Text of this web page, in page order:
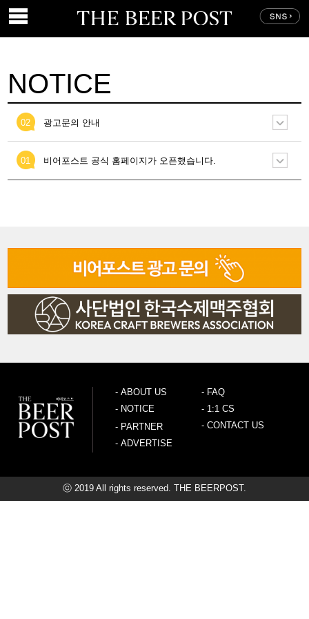
NOTICE
02 광고문의 안내
01 비어포스트 공식 홈페이지가 오픈했습니다.
- ABOUT US
- NOTICE
- FAQ
- 1:1 CS
- CONTACT US
- PARTNER
- ADVERTISE
ⓒ 2019 All rights reserved. THE BEERPOST.